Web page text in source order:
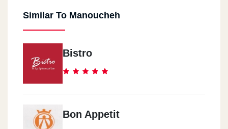
October
El Shekh Zayd
Amricana Plaza Mall
Nasr City
City Star Mall
Similar To Manoucheh
Bistro
Bon Appetit